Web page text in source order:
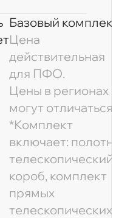
Базовый комплект
Цена
действительная
для ПФО.
Цены в регионах
могут отличаться.
*Комплект
включает: полотно,
телескопический
короб, комплект
прямых
телескопических